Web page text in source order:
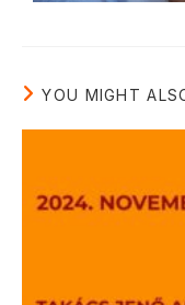
YOU MIGHT